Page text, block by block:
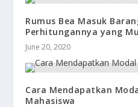
Rumus Bea Masuk
Perhitungannya yang
June 20, 2020
Cara Mendapatkan
Mahasiswa